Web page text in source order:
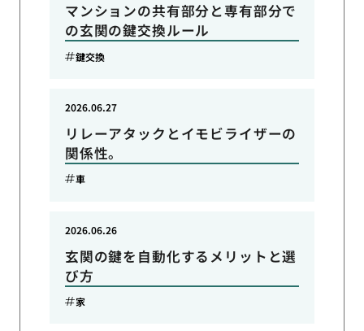
マンションの共有部分と専有部分で
の玄関の鍵交換ルール
鍵交換
リレーアタックとイモビライザーの
関係性。
2026.06.27
車
玄関の鍵を自動化するメリットと選
び方
2026.06.26
家